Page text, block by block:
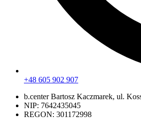
+48 605 902 907
b.center Bartosz Kaczmarek, ul.
NIP: 7642435045
REGON: 301172998